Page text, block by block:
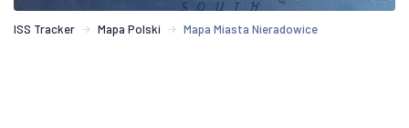
ISS Tracker Mapa Polski Mapa Miasta Nieradowice